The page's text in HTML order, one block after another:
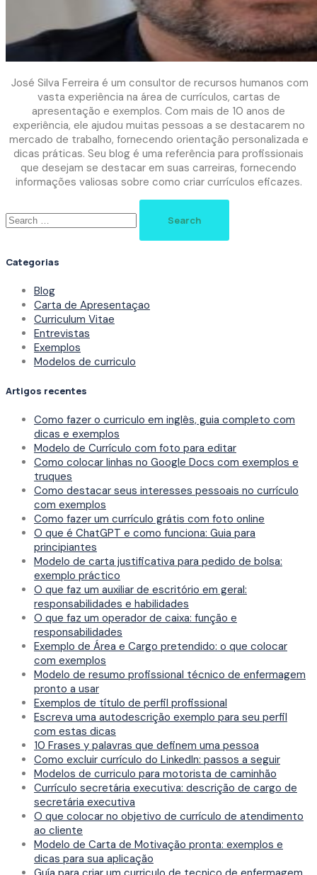
José Silva Ferreira é um consultor de recursos humanos com
vasta experiência na área de currículos, cartas de
apresentação e exemplos. Com mais de 10 anos de
experiência, ele ajudou muitas pessoas a se destacarem no
mercado de trabalho, fornecendo orientação personalizada e
dicas práticas. Seu blog é uma referência para profissionais
que desejam se destacar em suas carreiras, fornecendo
informações valiosas sobre como criar currículos eficazes.
for:
Categorias
Blog
Carta de Apresentaçao
Curriculum Vitae
Entrevistas
Exemplos
Modelos de curriculo
Artigos recentes
Como fazer o curriculo em inglês, guia completo com
dicas e exemplos
Modelo de Currículo com foto para editar
Como colocar linhas no Google Docs com exemplos e
truques
Como destacar seus interesses pessoais no currículo
com exemplos
Como fazer um currículo grátis com foto online
O que é ChatGPT e como funciona: Guia para
principiantes
Modelo de carta justificativa para pedido de bolsa:
exemplo práctico
O que faz um auxiliar de escritório em geral:
responsabilidades e habilidades
O que faz um operador de caixa: função e
responsabilidades
Exemplo de Área e Cargo pretendido: o que colocar
com exemplos
Modelo de resumo profissional técnico de enfermagem
pronto a usar
Exemplos de título de perfil profissional
Escreva uma autodescrição exemplo para seu perfil
com estas dicas
10 Frases y palavras que definem uma pessoa
Como excluir currículo do LinkedIn: passos a seguir
Modelos de curriculo para motorista de caminhão
Currículo secretária executiva: descrição de cargo de
secretária executiva
O que colocar no objetivo de currículo de atendimento
ao cliente
Modelo de Carta de Motivação pronta: exemplos e
dicas para sua aplicação